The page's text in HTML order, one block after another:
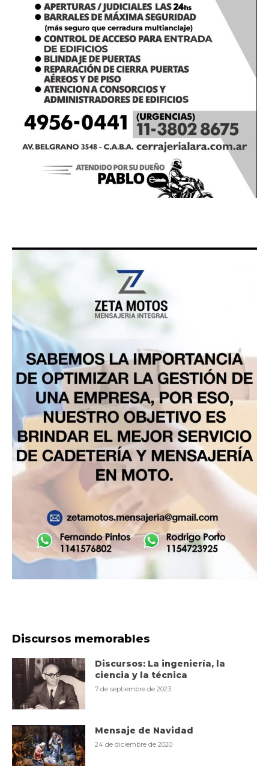
Discursos memorables
Discursos: La ingeniería, la
ciencia y la técnica
7 de septiembre de 2023
Mensaje de Navidad
24 de diciembre de 2020